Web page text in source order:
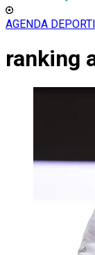
AGENDA
ranking